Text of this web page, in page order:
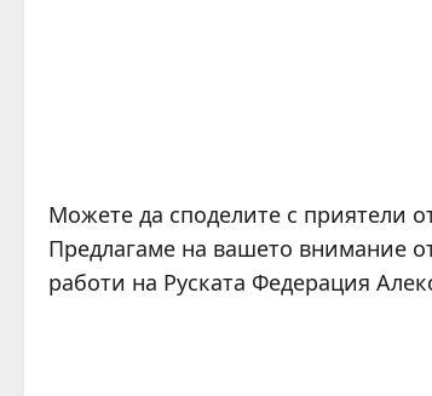
Можете да споделите с приятели
Предлагаме на вашето внимание
работи на Руската Федерация